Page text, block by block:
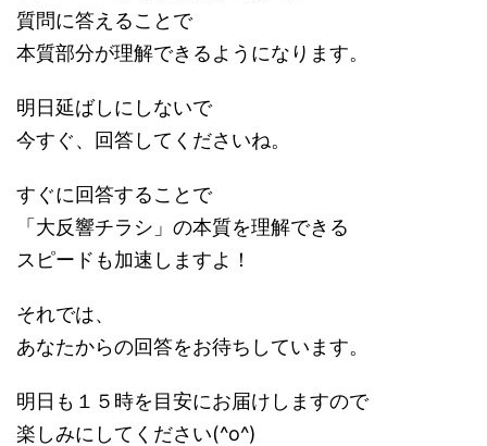
質問に答えることで
本質部分が理解できるようになります。
明日延ばしにしないで
今すぐ、回答してくださいね。
すぐに回答することで
「大反響チラシ」の本質を理解できる
スピードも加速しますよ！
それでは、
あなたからの回答をお待ちしています。
明日も１５時を目安にお届けしますので
楽しみにしてください(^o^)